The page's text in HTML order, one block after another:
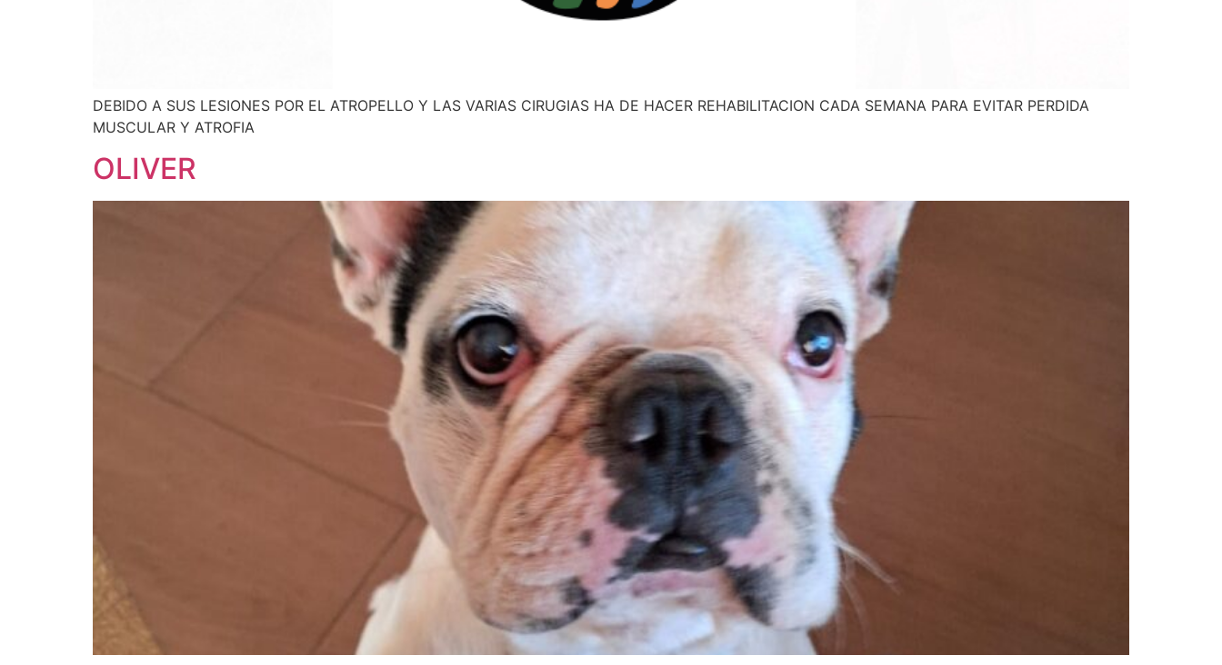
DEBIDO A SUS LESIONES POR EL ATROPELLO Y LAS VARIAS CIRUGIAS HA DE HACER REHABILITACION CADA SEMANA PARA EVITAR PERDIDA
MUSCULAR Y ATROFIA
OLIVER